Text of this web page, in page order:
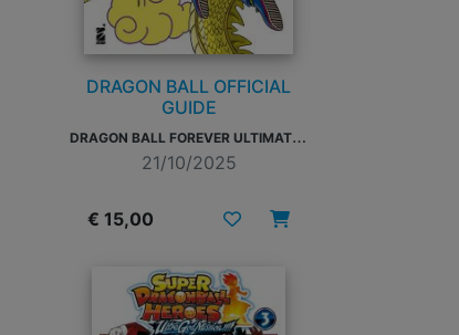
DRAGON BALL OFFICIAL
GUIDE
D
RAGON BALL FOREVER ULTIMATE EDITION
21/10/2025
€ 15,00